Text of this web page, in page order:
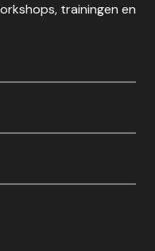
trainingen en